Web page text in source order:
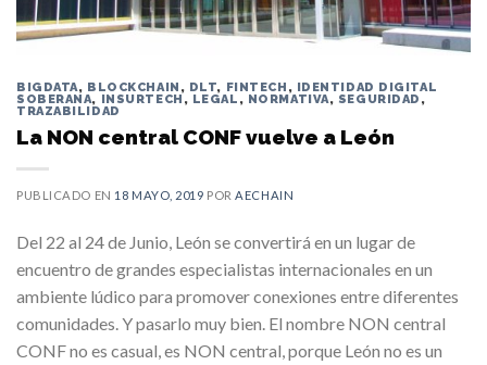
BIGDATA, BLOCKCHAIN , DLT, FINTECH , IDENTIDAD DIGITAL
SOBERANA, INSURTECH , LEGAL , NORMATIVA, SEGURIDAD ,
TRAZABILIDAD
La NON central CONF vuelve a León
PUBLICADO EN 18 MAYO, 2019 PORAECHAIN
Del 22 al 24 de Junio, León se convertirá en un lugar de
encuentro de grandes especialistas internacionales en un
ambiente lúdico para promover conexiones entre diferentes
comunidades. Y pasarlo muy bien. El nombre NON central
CONF no es casual, es NON central, porque León no es un